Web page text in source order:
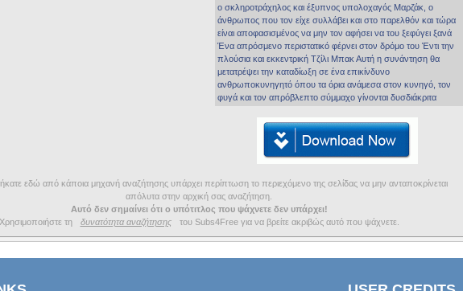
ο σκληροτράχηλος και έξυπνος υπολοχαγός Μαρζάκ, ο
άνθρωπος που τον είχε συλλάβει και στο παρελθόν και τώρα
είναι αποφασισμένος να μην τον αφήσει να του ξεφύγει ξανά
Ένα απρόσμενο περιστατικό φέρνει στον δρόμο του Έντι την
πλούσια και εκκεντρική Τζίλι Μπακ Αυτή η συνάντηση θα
μετατρέψει την καταδίωξη σε ένα επικίνδυνο
ανθρωποκυνηγητό όπου τα όρια ανάμεσα στον κυνηγό, τον
φυγά και τον απρόβλεπτο σύμμαχο γίνονται δυσδιάκριτα
εδώ από κάποια μηχανή αναζήτησης υπάρχει περίπτωση το περιεχόμενο της σελίδας να μην ανταποκρίνεται
απόλυτα στην αρχική σας αναζήτηση.
Αυτό δεν σημαίνει ότι ο υπότιτλος που ψάχνετε δεν υπάρχει!
Χρησιμοποιήστε τη
δυνατότητα αναζήτησης του Subs4Free για να βρείτε ακριβώς αυτό που ψάχνετε.